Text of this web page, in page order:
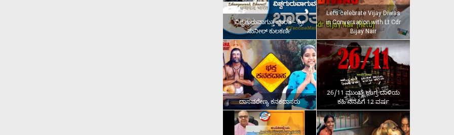
ವಿಶ್ವಗುರುವಾಗುತ್ತ ಭಾರತ – ಶ್ರೀ
ಸುನೀಲ್‌ ಕುಲಕರ್ಣಿ
Lets celebrate Vijay Diwas
in Conversation with Lt Cdr
Bijay Nair
ದಾಸವರೇಣ್ಯ ಕನಕದಾಸರು
26/11 ಮುಂಬೈ ಉಗ್ರ ದಾಳಿಯ
ಕಹಿ ನೆನಪಿಗೆ 12 ವರ್ಷ